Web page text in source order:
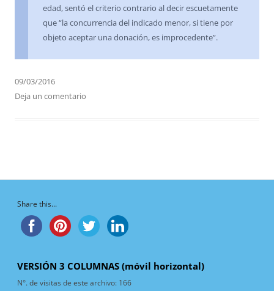
edad, sentó el criterio contrario al decir escuetamente
que “la concurrencia del indicado menor, si tiene por
objeto aceptar una donación, es improcedente”.
09/03/2016
Deja un comentario
Share this...
VERSIÓN 3 COLUMNAS (móvil horizontal)
N°. de visitas de este archivo: 166